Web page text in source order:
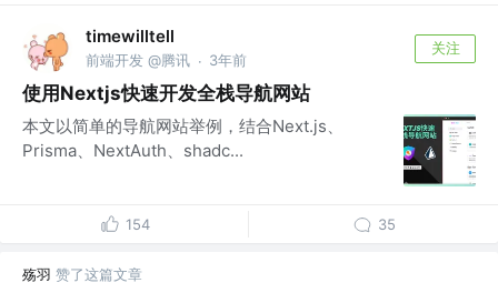
timewilltell
前端开发 @腾讯 · 3年前
关注
使用Nextjs快速开发全栈导航网站
本文以简单的导航网站举例，结合Next.js、
Prisma、NextAuth、shadc...
154 35
殇羽 赞了这篇文章